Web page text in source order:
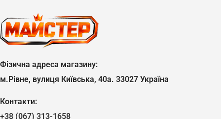
Фізична адреса магазину:
м.Рівне, вулиця Київська, 40а. 33027 Україна
Контакти:
+38 (067) 313-1658